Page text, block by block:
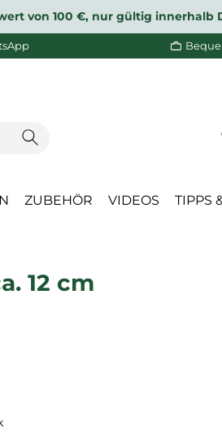
von 100 €, nur gültig innerhalb
ZUBEHÖR VIDEOS TIPPS
12 cm